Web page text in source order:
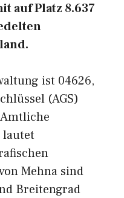
auf Platz 8.637
ist 04626,
(AGS)
lautet
Mehna sind
Breitengrad